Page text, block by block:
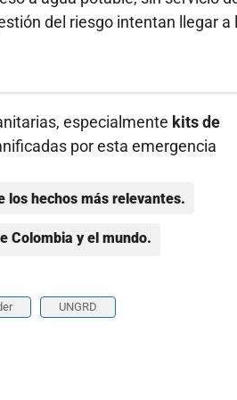
del riesgo intentan llegar a
especialmente kits de
por esta emergencia
los hechos más relevantes.
Colombia y el mundo.
UNGRD